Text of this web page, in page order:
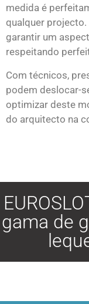
medida é
qualquer
garantir um
respeitando
Com técnicos,
podem deslocar-
optimizar deste
do arquitecto na
gama de